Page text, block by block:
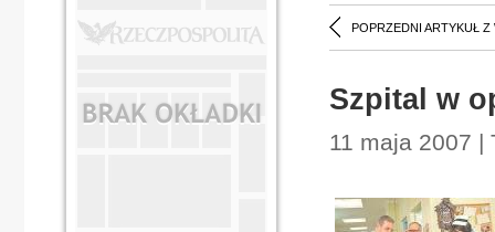
POPRZEDNI ARTYKUŁ Z
Szpital w
11 maja 2007 |